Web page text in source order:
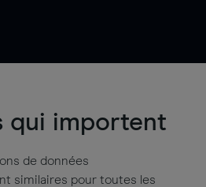
qui importent
de données
similaires pour toutes les